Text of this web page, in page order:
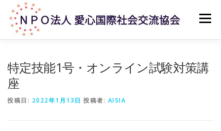
メニュー
特定技能1号・オンライン試験対策講
座
投稿日: 2022年1月13日 投稿者: AISIA